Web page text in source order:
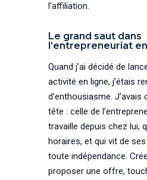
l’affiliation.
Le grand saut dans
l’entrepreneuriat
Quand j’ai décidé de
activité en ligne, j’étais
d’enthousiasme. J’avais
tête : celle de
travaille depuis chez lui,
horaires, et qui vit de
toute indépendance.
proposer une offre,